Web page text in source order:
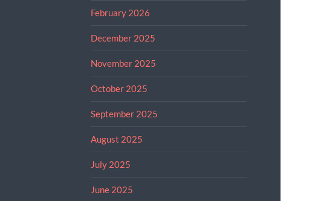
February 2026
December 2025
November 2025
October 2025
September 2025
August 2025
July 2025
June 2025